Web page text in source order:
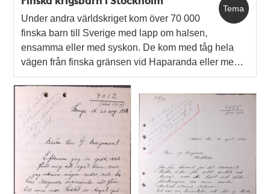
Tema
Under andra världskriget kom över 70 000
finska barn till Sverige med lapp om halsen,
ensamma eller med syskon. De kom med tåg hela
vägen från finska gränsen vid Haparanda eller me…